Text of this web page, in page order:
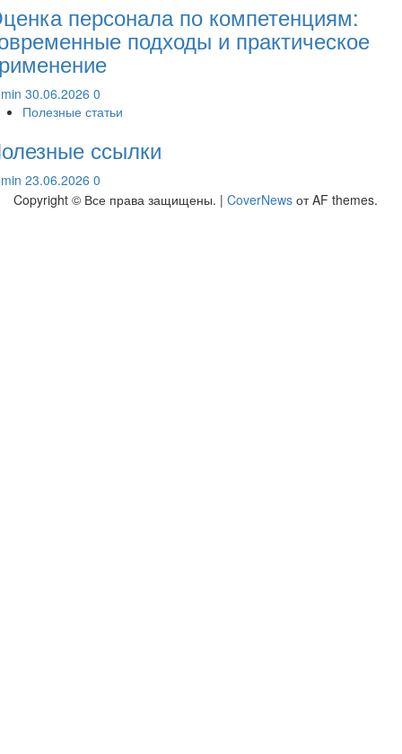
персонала по компетенциям:
подходы и практическое
30.06.2026 0
Полезные статьи
ссылки
23.06.2026 0
Copyright © Все права защищены. | CoverNews от AF themes.